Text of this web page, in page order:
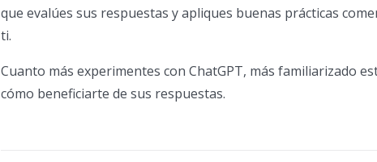
que evalúes sus respuestas y apliques buenas prácticas
ti.
Cuanto más experimentes con ChatGPT, más familiarizado
cómo beneficiarte de sus respuestas.